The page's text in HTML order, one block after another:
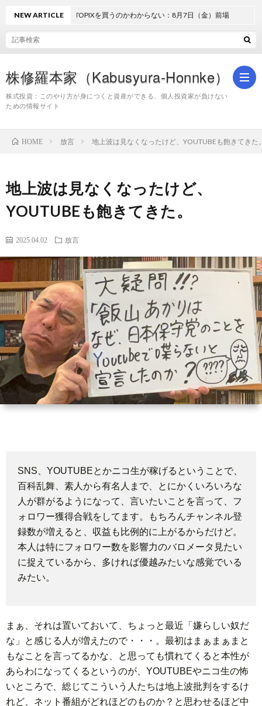
株修羅本家（Kabusyura-Honnke）
株式投資：このやり方が身につくと資産ができる、個人投資家が負けない
ための情報サイト
株
情
勢
マ
ポ
ー
か
ら
NEW ARTICLE
どうしてTOPIXを買うのかわからない：8月7日（金）前場
HOME 放言 地上波は見なくなったけど、YOUTUBEも飽きてきた
地上波は見なくなったけど、
YOUTUBEも飽きてきた。
2025.04.02 放言
SNS、YOUTUBEとかニコ生が稼げるということで、
百科乱舞、素人から有名人まで、とにかくいろいろな
人が群がるようになって、言いたいことを言って、フ
ォロワー獲得合戦をしてます。もちろんチャンネル登
録数が増えると、収益も比例的に上がるからだけど。
本人は特にフォロワー数を影響力のバロメータ見たい
に捉えているから、多ければ優越みたいな感覚でいる
みたい。
まぁ、それは置いておいて、ちょっと最近「嫌らしい奴だ
な」と感じる人が増えたので・・・。最初はまぁまぁまと
もなことを言ってるかな、と思っても慣れてくると本性が
あらわになってくるというのが、YOUTUBEやニコ生の怖
いところで、総じてこういう人たちは地上波批判をするけ
れど、ネット番組がどれほどのものか？と思わせるほど中